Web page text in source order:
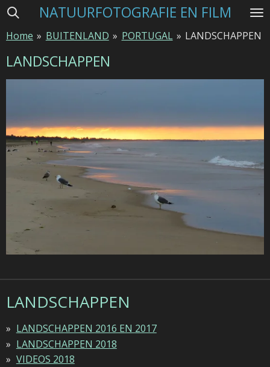
Ga
naar
de
NATUURFOTOGRAFIE EN FILM
Home » BUITENLAND » PORTUGAL » LANDSCHAPPEN
LANDSCHAPPEN
LANDSCHAPPEN
LANDSCHAPPEN 2016 EN 2017
LANDSCHAPPEN 2018
VIDEOS 2018